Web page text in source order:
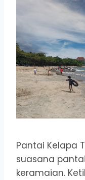
Pantai Kelapa
suasana
keramaian.